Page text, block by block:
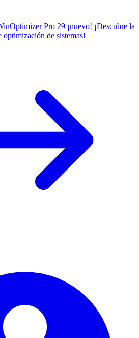
Pro 29 ¡nuevo! ¡Descubre la
optimización de sistemas!